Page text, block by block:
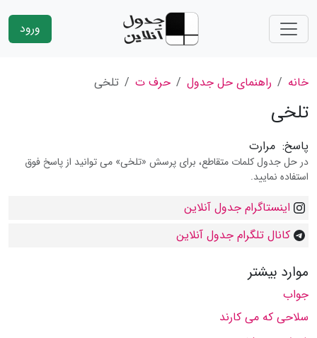
ورود
خانه راهنمای حل جدول حرف ت تلخی
تلخی
پاسخ: مرارت
در حل جدول کلمات متقاطع، برای پرسش «تلخی» می توانید از پاسخ فوق
استفاده نمایید.
اینستاگرام جدول آنلاین
کانال تلگرام جدول آنلاین
موارد بیشتر
جواب
سلاحی كه می كارند